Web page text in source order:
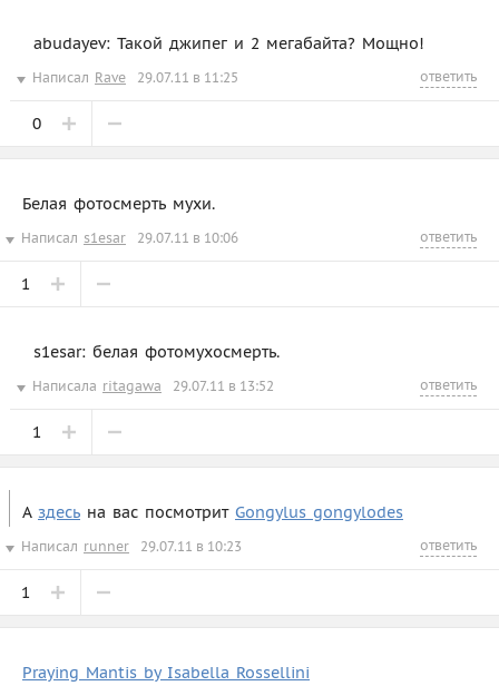
abudayev: Такой джипег и 2 мегабайта? Мощно!
Написал Rave 29.07.11 в 11:25 ответить
0
Белая фотосмерть мухи.
Написал s1esar 29.07.11 в 10:06 ответить
1
s1esar: белая фотомухосмерть.
Написала ritagawa 29.07.11 в 13:52 ответить
1
А здесь на вас посмотрит Gongylus gongylodes
Написал runner 29.07.11 в 10:23 ответить
1
Praying Mantis by Isabella Rossellini